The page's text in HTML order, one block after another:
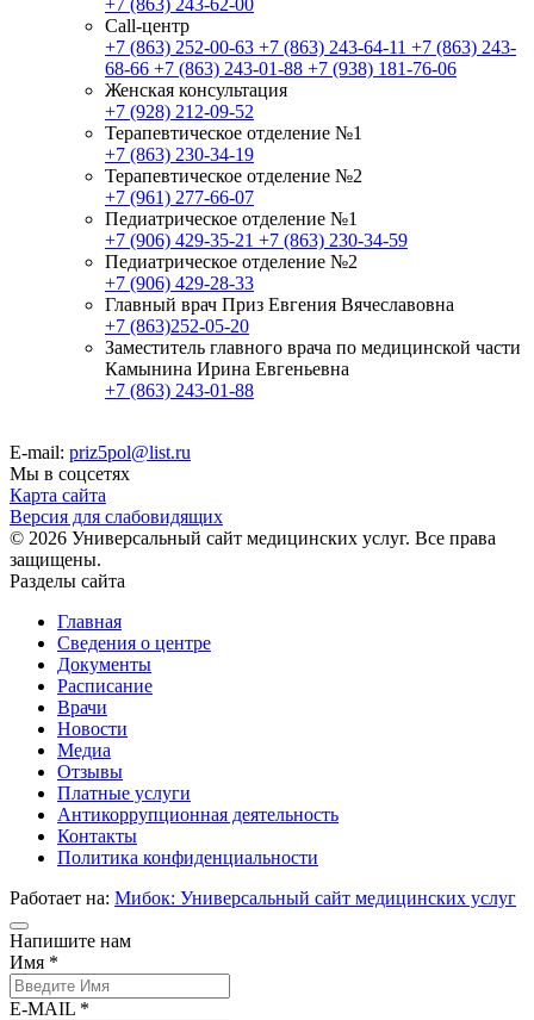
Call-центр
+7 (863) 252-00-63 +7 (863) 243-64-11 +7 (863) 243-
68-66 +7 (863) 243-01-88 +7 (938) 181-76-06
Женская консультация
+7 (928) 212-09-52
Терапевтическое отделение №1
+7 (863) 230-34-19
Терапевтическое отделение №2
+7 (961) 277-66-07
Педиатрическое отделение №1
+7 (906) 429-35-21 +7 (863) 230-34-59
Педиатрическое отделение №2
+7 (906) 429-28-33
Главный врач Приз Евгения Вячеславовна
+7 (863)252-05-20
Заместитель главного врача по медицинской части
Камынина Ирина Евгеньевна
+7 (863) 243-01-88
E-mail: priz5pol@list.ru
Мы в соцсетях
Карта сайта
Версия для слабовидящих
© 2026 Универсальный сайт медицинских услуг. Все права
защищены.
Разделы сайта
Главная
Сведения о центре
Документы
Расписание
Врачи
Новости
Медиа
Отзывы
Платные услуги
Антикоррупционная деятельность
Контакты
Политика конфиденциальности
Работает на: Мибок: Универсальный сайт медицинских услуг
Напишите нам
Имя *
E-MAIL *